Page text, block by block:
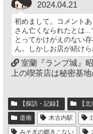
2024.04.21
初めまして。コメント
さん亡くなられたとは
とってかけがえのない
ん。しかしお店が続け
室蘭『ランプ城』
上の喫茶店は秘密基地
【探訪・記録】 【
道南
木古内駅
みそぎの郷きこない